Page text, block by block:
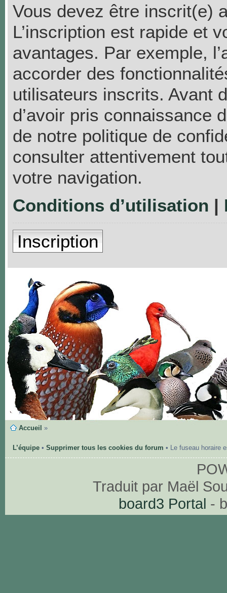
Vous devez être inscrit(e)
L’inscription est rapide et
avantages. Par exemple,
accorder des
utilisateurs inscrits. Avant
d’avoir pris connaissance
de notre politique de
consulter attentivement
votre navigation.
Conditions d’utilisation |
Inscription
Accueil »
L’équipe• Supprimer tous les cookies du forum • Le fuseau horaire
Traduit par Maël
board3 Portal -